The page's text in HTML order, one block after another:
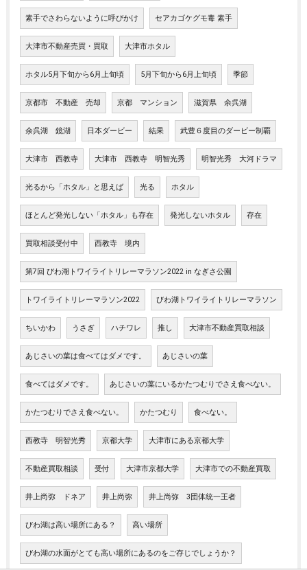
素手でさわらないように呼びかけ セアカゴケグモ毒 素手
大津市不動産売買・買取 大津市ホタル
ホタル5月下旬から6月上旬頃 5月下旬から6月上旬頃 季節
京都市 不動産 売却 京都 マンション 滋賀県 余呉湖
余呉湖 鏡湖 日本ダービー 結果 武豊６度目のダービー制覇
大津市 西教寺 大津市 西教寺 明智光秀 明智光秀 大河ドラマ
光るから「ホタル」と思えば 光る ホタル
ほとんど発光しない「ホタル」も存在 発光しないホタル 存在
買取相談受付中 西教寺 境内
第7回 びわ湖トワイライトリレーマラソン2022 in なぎさ公園
トワイライトリレーマラソン2022 びわ湖トワイライトリレーマラソン
ちいかわ うさぎ ハチワレ 推し 大津市不動産買取相談
あじさいの葉は食べてはダメです。 あじさいの葉
食べてはダメです。 あじさいの葉にいるかたつむりでさえ食べない。
かたつむりでさえ食べない。 かたつむり 食べない。
西教寺 明智光秀 京都大学 大津市にある京都大学
不動産買取相談 受付 大津市京都大学 大津市での不動産買取
井上尚弥 ドネア 井上尚弥 井上尚弥 3団体統一王者
びわ湖は高い場所にある？ 高い場所
びわ湖の水面がとても高い場所にあるのをご存じでしょうか？